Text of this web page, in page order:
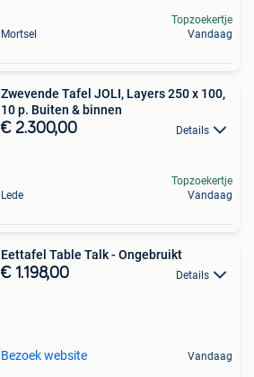
Mortsel
Topzoekertje
Vandaag
Zwevende Tafel JOLI, Layers 250 x 100,
10 p. Buiten & binnen
€ 2.300,00 Details
Lede
Topzoekertje
Vandaag
Eettafel Table Talk - Ongebruikt
€ 1.198,00 Details
Bezoek website Vandaag